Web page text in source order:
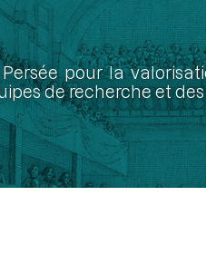
pour la
de recherche et